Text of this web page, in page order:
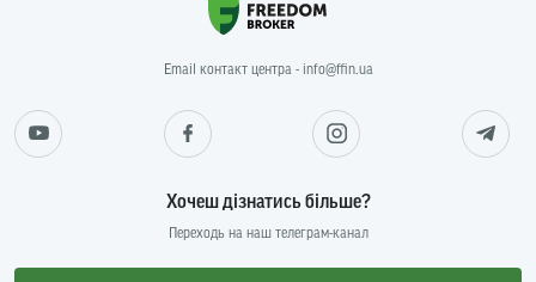
Email контакт центра - info@ffin.ua
Хочеш дізнатись більше?
Переходь на наш телеграм-канал